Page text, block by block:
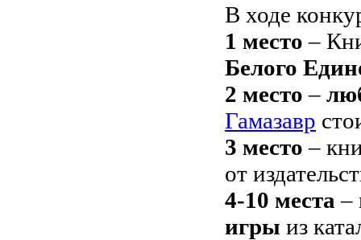
В ходе
1 место –
Белого
2 место –
Гамазавр
3 место –
от
4-10 места –
игры из